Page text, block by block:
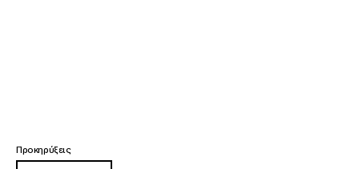
Προκηρύξεις